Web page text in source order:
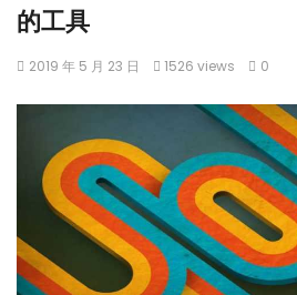
的工具
2019 年 5 月 23 日 1526 views 0